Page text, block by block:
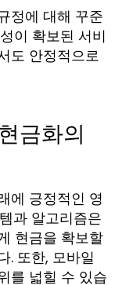
정에 대해 꾸준
이 확보된 서비
도 안정적으로
금화의
에 긍정적인 영
과 알고리즘은
현금을 확보할
. 또한, 모바일
를 넓힐 수 있습